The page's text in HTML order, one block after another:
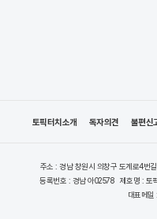
토픽터치소개 독자의견 불편신
주소 : 경남 창원시 의창구 도계로4번
등록번호 : 경남 아02578
제호명 : 토
대표메